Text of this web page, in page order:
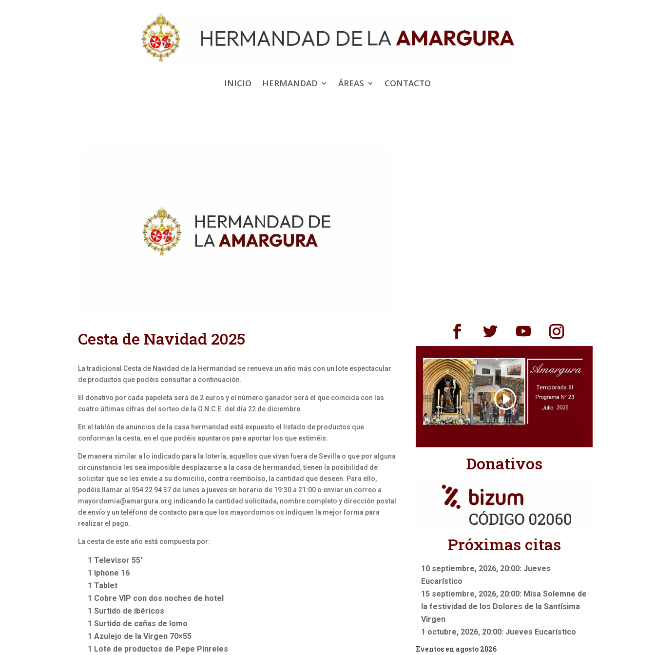
INICIO HERMANDAD ÁREAS CONTACTO
Cesta de Navidad 2025
La tradicional Cesta de Navidad de la Hermandad se renueva un año más con un lote espectacular
de productos que podéis consultar a continuación.
El donativo por cada papeleta será de 2 euros y el número ganador será el que coincida con las
cuatro últimas cifras del sorteo de la O.N.C.E. del día 22 de diciembre.
En el tablón de anuncios de la casa hermandad está expuesto el listado de productos que
conforman la cesta, en el que podéis apuntaros para aportar los que estiméis.
De manera similar a lo indicado para la lotería, aquellos que vivan fuera de Sevilla o que por alguna
circunstancia les sea imposible desplazarse a la casa de hermandad, tienen la posibilidad de
solicitar que se les envíe a su domicilio, contra reembolso, la cantidad que deseen. Para ello,
podéis llamar al 954 22 94 37 de lunes a jueves en horario de 19:30 a 21:00 o enviar un correo a
mayordomia@amargura.org indicando la cantidad solicitada, nombre completo y dirección postal
de envío y un teléfono de contacto para que los mayordomos os indiquen la mejor forma para
realizar el pago.
La cesta de este año está compuesta por:
1 Televisor 55′
1 Iphone 16
1 Tablet
1 Cobre VIP con dos noches de hotel
1 Surtido de ibéricos
1 Surtido de cañas de lomo
1 Azulejo de la Virgen 70×55
1 Lote de productos de Pepe Pinreles
Donativos
Próximas citas
10 septiembre, 2026, 20:00: Jueves
Eucarístico
15 septiembre, 2026, 20:00: Misa Solemne de
la festividad de los Dolores de la Santísima
Virgen
1 octubre, 2026, 20:00: Jueves Eucarístico
Eventos en agosto 2026